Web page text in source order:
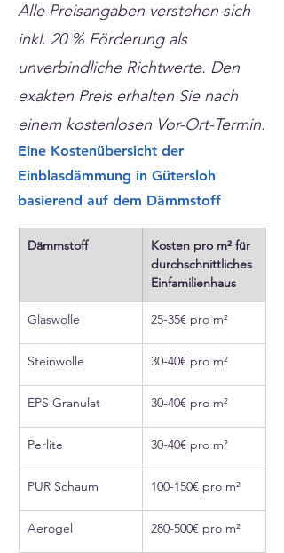
Alle Preisangaben verstehen sich
inkl. 20 % Förderung als
unverbindliche Richtwerte. Den
exakten Preis erhalten Sie nach
einem kostenlosen Vor-Ort-Termin.
Eine Kostenübersicht der
Einblasdämmung in Gütersloh
basierend auf dem Dämmstoff
Dämmstoff
Kosten pro m² für
durchschnittliches
Einfamilienhaus
Glaswolle 25-35€ pro m²
Steinwolle 30-40€ pro m²
EPS Granulat 30-40€ pro m²
Perlite 30-40€ pro m²
PUR Schaum 100-150€ pro m²
Aerogel 280-500€ pro m²